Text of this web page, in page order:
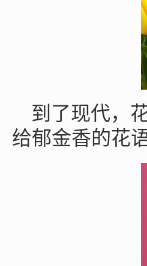
到了现代，
给郁金香的花